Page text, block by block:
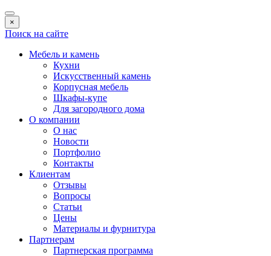
×
Поиск на сайте
Мебель и камень
Кухни
Искусственный камень
Корпусная мебель
Шкафы-купе
Для загородного дома
О компании
О нас
Новости
Портфолио
Контакты
Клиентам
Отзывы
Вопросы
Статьи
Цены
Материалы и фурнитура
Партнерам
Партнерская программа